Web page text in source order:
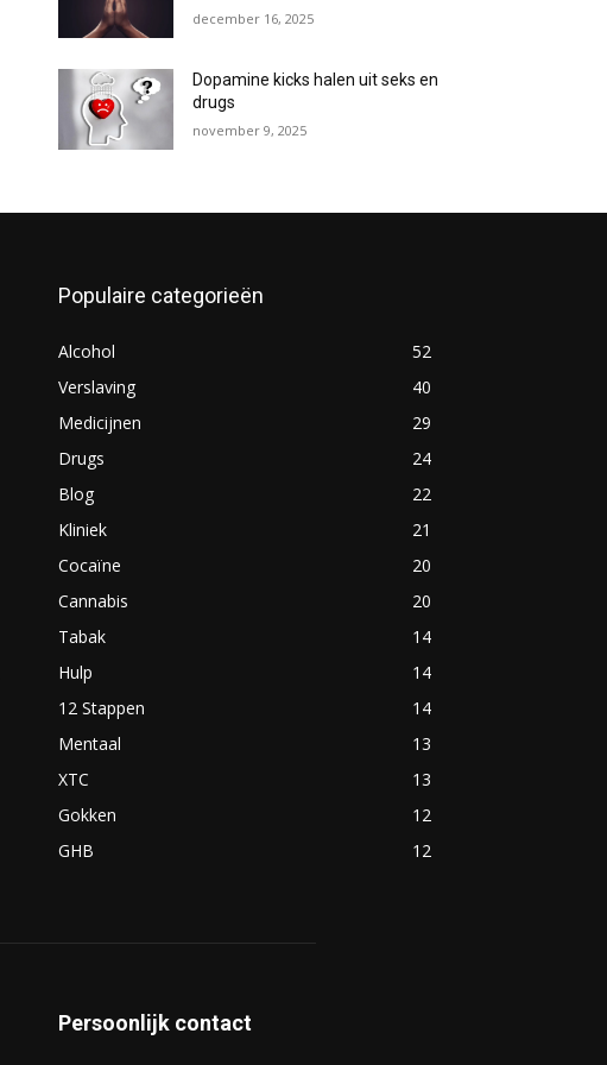
december 16, 2025
Dopamine kicks halen uit seks en
drugs
november 9, 2025
Populaire categorieën
Alcohol
52
Verslaving
40
Medicijnen
29
Drugs
24
Blog
22
Kliniek
21
Cocaïne
20
Cannabis
20
Tabak
14
Hulp
14
12 Stappen
14
Mentaal
13
XTC
13
Gokken
12
GHB
12
Persoonlijk contact